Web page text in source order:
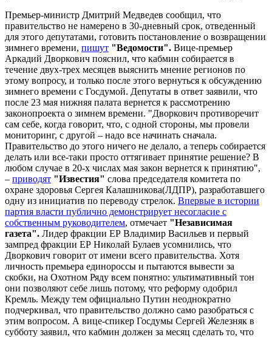
Премьер-министр Дмитрий Медведев сообщил, что
правительство не намерено в 30-дневный срок, отведенный
для этого депутатами, готовить постановление о возвращении
зимнего времени, пишут "Ведомости". Вице-премьер
Аркадий Дворкович пояснил, что кабмин собирается в
течение двух-трех месяцев выяснить мнение регионов по
этому вопросу, и только после этого вернуться к обсуждению
зимнего времени с Госдумой. Депутаты в ответ заявили, что
после 23 мая нижняя палата вернется к рассмотрению
законопроекта о зимнем времени. "Дворкович противоречит
сам себе, когда говорит, что, с одной стороны, мы провели
мониторинг, с другой – надо все начинать сначала.
Правительство до этого ничего не делало, а теперь собирается
делать или все-таки просто оттягивает принятие решение? В
любом случае в 20-х числах мая закон вернется к принятию",
– приводят "Известия" слова председателя комитета по
охране здоровья Сергея Калашникова(ЛДПР), разработавшего
одну из инициатив по переводу стрелок. Впервые в истории
партия власти публично демонстрирует несогласие с
собственным руководителем, отмечает "Независимая
газета". Лидер фракции ЕР Владимир Васильев и первый
зампред фракции ЕР Николай Булаев усомнились, что
Дворкович говорит от имени всего правительства. Хотя
личность премьера единороссы и пытаются вывести за
скобки, на Охотном Ряду всем понятно: ультимативный тон
они позволяют себе лишь потому, что реформу одобрил
Кремль. Между тем официально Путин неоднократно
подчеркивал, что правительство должно само разобраться с
этим вопросом. А вице-спикер Госдумы Сергей Железняк в
субботу заявил, что кабмин должен за месяц сделать то, что